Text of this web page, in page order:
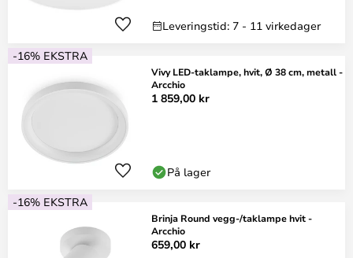
Leveringstid: 7 - 11 virkedager
-16% EKSTRA
Vivy LED-taklampe, hvit, Ø 38 cm, metall -
Arcchio
1 859,00 kr
På lager
-16% EKSTRA
Brinja Round vegg-/taklampe hvit -
Arcchio
659,00 kr